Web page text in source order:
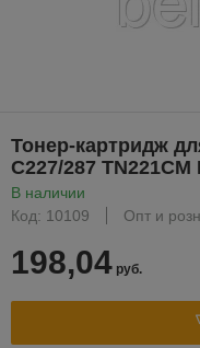
Тонер-картридж
C227/287
В наличии
Код: 10109
Опт и
198,04 руб.